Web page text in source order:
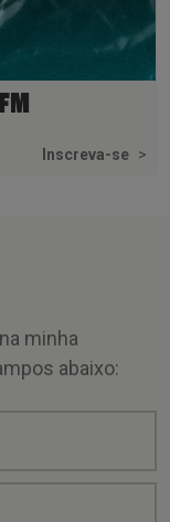
Inscreva-se >
minha
abaixo: